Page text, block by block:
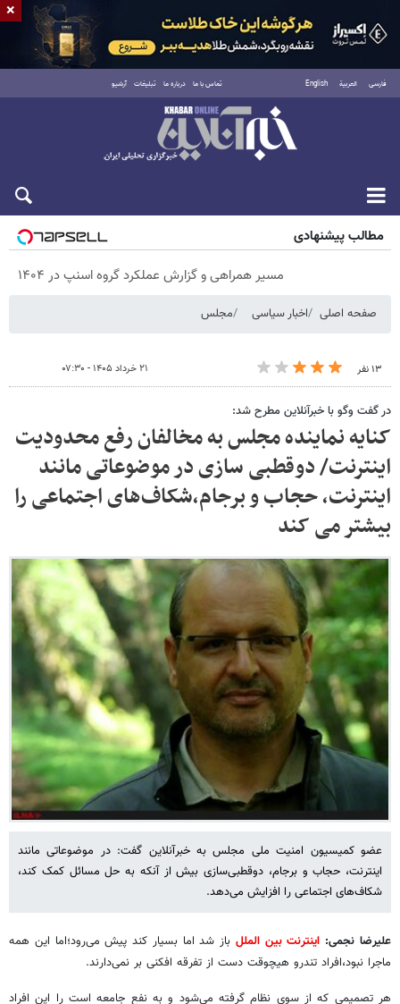
فارسی العربية English تماس با ما درباره ما تبلیغات آرشیو
پنجشنبه ۱۵ مرداد ۱۴۰۵
مطالب پیشنهادی
مسیر همراهی و گزارش عملکرد گروه اسنپ در ۱۴۰۴
صفحه اصلی اخبار سیاسی مجلس
۱۳ نفر ۲۱ خرداد ۱۴۰۵ - ۰۷:۳۰
در گفت وگو با خبرآنلاین مطرح شد:
کنایه نماینده مجلس به مخالفان رفع محدودیت
اینترنت/ دوقطبی سازی در موضوعاتی مانند
اینترنت، حجاب و برجام،شکاف‌های اجتماعی را
بیشتر می کند
عضو کمیسیون امنیت ملی مجلس به خبرآنلاین گفت: در موضوعاتی مانند
اینترنت، حجاب و برجام، دوقطبی‌سازی بیش از آنکه به حل مسائل کمک کند،
شکاف‌های اجتماعی را افزایش می‌دهد.
علیرضا نجمی: اینترنت بین الملل باز شد اما بسیار کند پیش می‌رود؛اما این همه
ماجرا نبود،افراد تندرو هیچوقت دست از تفرقه افکنی بر نمی‌دارند.
هر تصمیمی که از سوی نظام گرفته می‌شود و به نفع جامعه است را این افراد
×